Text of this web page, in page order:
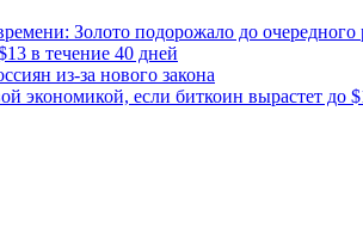
Золото подорожало до очередного
в течение 40 дней
из-за нового закона
экономикой, если биткоин вырастет до